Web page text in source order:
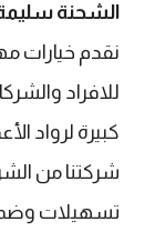
الشحنة سليمة
نقدم خيارات
للافراد
كبيرة لرواد
شركتنا من
تسهيلات